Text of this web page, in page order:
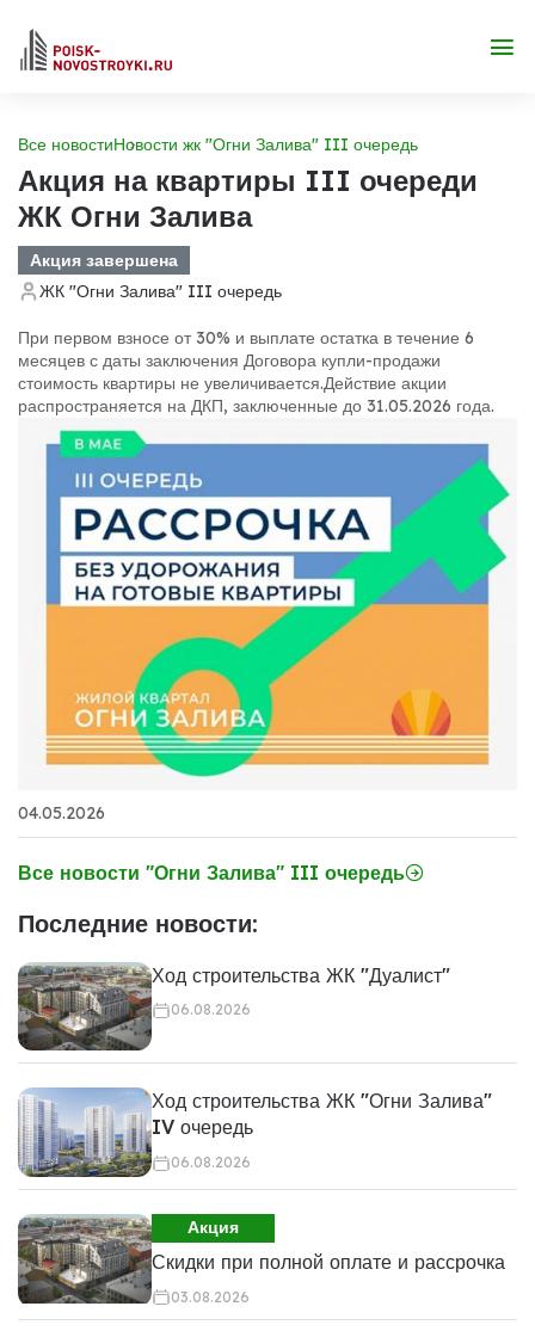
Все новостиНовости жк "Огни Залива" III очередь
Акция на квартиры III очереди
ЖК Огни Залива
Акция завершена
ЖК "Огни Залива" III очередь
При первом взносе от 30% и выплате остатка в течение 6
месяцев с даты заключения Договора купли-продажи
стоимость квартиры не увеличивается.Действие акции
распространяется на ДКП, заключенные до 31.05.2026 года.
04.05.2026
Все новости "Огни Залива" III очередь
Последние новости:
Ход строительства ЖК "Дуалист"
06.08.2026
Ход строительства ЖК "Огни Залива"
IV очередь
06.08.2026
Акция
Скидки при полной оплате и рассрочка
03.08.2026